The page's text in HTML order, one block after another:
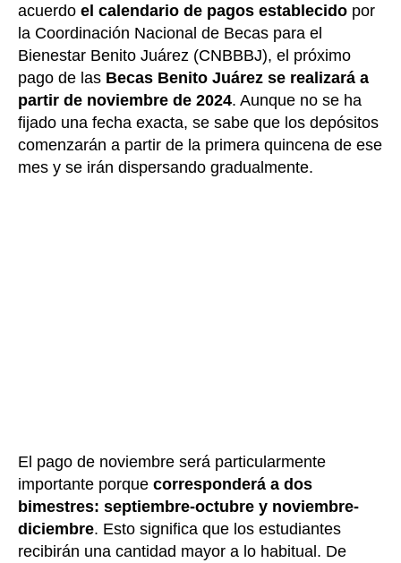
acuerdo el calendario de pagos establecido por
la Coordinación Nacional de Becas para el
Bienestar Benito Juárez (CNBBBJ), el próximo
pago de las Becas Benito Juárez se realizará a
partir de noviembre de 2024. Aunque no se ha
fijado una fecha exacta, se sabe que los depósitos
comenzarán a partir de la primera quincena de ese
mes y se irán dispersando gradualmente.
El pago de noviembre será particularmente
importante porque corresponderá a dos
bimestres: septiembre-octubre y noviembre-
diciembre. Esto significa que los estudiantes
recibirán una cantidad mayor a lo habitual. De